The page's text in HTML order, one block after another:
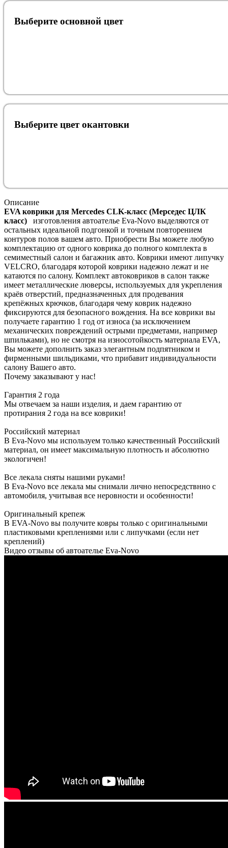
Выберите oсновной цвет
Выберите цвет окантовки
Описание
EVA коврики для Mercedes СLK-класс (Мерcедес ЦЛК
класс) изготовления автоателье Eva-Novo выделяются от
остальных идеальной подгонкой и точным повторением
контуров полов вашем авто. Приобрести Вы можете любую
комплектацию от одного коврика до полного комплекта в
семиместный салон и багажник авто. Коврики имеют липучку
VELCRO, благодаря которой коврики надежно лежат и не
катаются по салону. Комплект автоковриков в салон также
имеет металлические люверсы, используемых для укрепления
краёв отверстий, предназначенных для продевания
крепёжных крючков, благодаря чему коврик надежно
фиксируются для безопасного вождения. На все коврики вы
получаете гарантию 1 год от износа (за исключением
механических повреждений острыми предметами, например
шпильками), но не смотря на износотойкость материала EVA,
Вы можете дополнить заказ элегантным подпятником и
фирменными шильдиками, что прибавит индивидуальности
салону Вашего авто.
Почему заказывают у нас!
Гарантия 2 года
Мы отвечаем за наши изделия, и даем гарантию от
протирания 2 года на все коврики!
Российский материал
В Eva-Novo мы используем только качественный Российский
материал, он имеет максимальную плотность и абсолютно
экологичен!
Все лекала сняты нашими руками!
В Eva-Novo все лекала мы снимали лично непосредствнно с
автомобиля, учитывая все неровности и особенности!
Оригинальный крепеж
В EVA-Novo вы получите ковры только с оригинальными
пластиковыми креплениями или с липучками (если нет
креплений)
Видео отзывы об автоателье Eva-Novo